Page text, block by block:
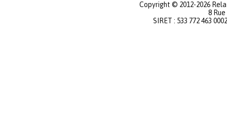
Copyright © 2012-2026
8
SIRET : 533 772 463